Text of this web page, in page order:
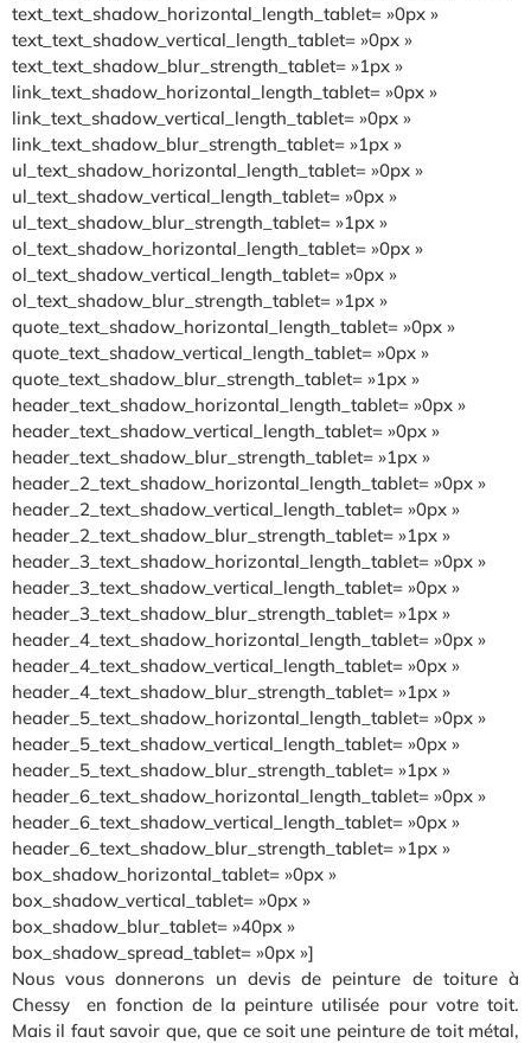
text_text_shadow_horizontal_length_tablet= »0px »
text_text_shadow_vertical_length_tablet= »0px »
text_text_shadow_blur_strength_tablet= »1px »
link_text_shadow_horizontal_length_tablet= »0px »
link_text_shadow_vertical_length_tablet= »0px »
link_text_shadow_blur_strength_tablet= »1px »
ul_text_shadow_horizontal_length_tablet= »0px »
ul_text_shadow_vertical_length_tablet= »0px »
ul_text_shadow_blur_strength_tablet= »1px »
ol_text_shadow_horizontal_length_tablet= »0px »
ol_text_shadow_vertical_length_tablet= »0px »
ol_text_shadow_blur_strength_tablet= »1px »
quote_text_shadow_horizontal_length_tablet= »0px »
quote_text_shadow_vertical_length_tablet= »0px »
quote_text_shadow_blur_strength_tablet= »1px »
header_text_shadow_horizontal_length_tablet= »0px »
header_text_shadow_vertical_length_tablet= »0px »
header_text_shadow_blur_strength_tablet= »1px »
header_2_text_shadow_horizontal_length_tablet= »0px »
header_2_text_shadow_vertical_length_tablet= »0px »
header_2_text_shadow_blur_strength_tablet= »1px »
header_3_text_shadow_horizontal_length_tablet= »0px »
header_3_text_shadow_vertical_length_tablet= »0px »
header_3_text_shadow_blur_strength_tablet= »1px »
header_4_text_shadow_horizontal_length_tablet= »0px »
header_4_text_shadow_vertical_length_tablet= »0px »
header_4_text_shadow_blur_strength_tablet= »1px »
header_5_text_shadow_horizontal_length_tablet= »0px »
header_5_text_shadow_vertical_length_tablet= »0px »
header_5_text_shadow_blur_strength_tablet= »1px »
header_6_text_shadow_horizontal_length_tablet= »0px »
header_6_text_shadow_vertical_length_tablet= »0px »
header_6_text_shadow_blur_strength_tablet= »1px »
box_shadow_horizontal_tablet= »0px »
box_shadow_vertical_tablet= »0px »
box_shadow_blur_tablet= »40px »
box_shadow_spread_tablet= »0px »]
Nous vous donnerons un devis de peinture de toiture à
Chessy en fonction de la peinture utilisée pour votre toit.
Mais il faut savoir que, que ce soit une peinture de toit métal,